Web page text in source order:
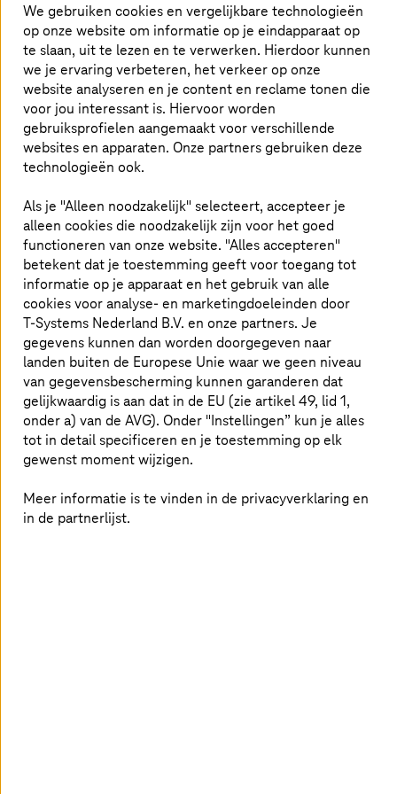
Resultaten filteren
Startpagina Inzichten Newsroom Blogs van Experts
We gebruiken cookies en vergelijkbare technologieën
op onze website om informatie op je eindapparaat op
te slaan, uit te lezen en te verwerken. Hierdoor kunnen
we je ervaring verbeteren, het verkeer op onze
website analyseren en je content en reclame tonen die
voor jou interessant is. Hiervoor worden
gebruiksprofielen aangemaakt voor verschillende
websites en apparaten. Onze partners gebruiken deze
technologieën ook.
Als je "Alleen noodzakelijk" selecteert, accepteer je
alleen cookies die noodzakelijk zijn voor het goed
functioneren van onze website. "Alles accepteren"
betekent dat je toestemming geeft voor toegang tot
informatie op je apparaat en het gebruik van alle
cookies voor analyse- en marketingdoeleinden door
T-Systems Nederland B.V. en onze partners. Je
gegevens kunnen dan worden doorgegeven naar
landen buiten de Europese Unie waar we geen niveau
van gegevensbescherming kunnen garanderen dat
gelijkwaardig is aan dat in de EU (zie artikel 49, lid 1,
onder a) van de AVG). Onder "Instellingen” kun je alles
tot in detail specificeren en je toestemming op elk
gewenst moment wijzigen.
Meer informatie is te vinden in de privacyverklaring en
in de partnerlijst.